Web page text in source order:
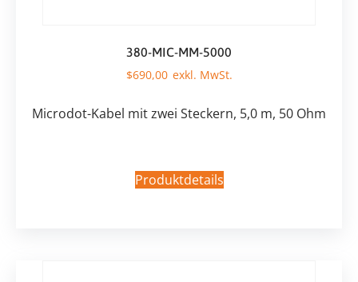
380-MIC-MM-5000
$690,00
Microdot-Kabel mit zwei Steckern, 5,0 m, 50 Ohm
Produktdetails